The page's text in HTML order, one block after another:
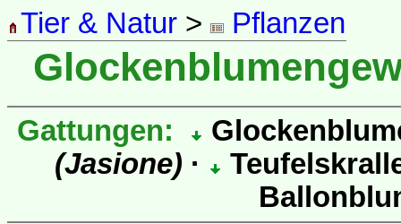
Tier & Natur > Pflanzen
Gattungen:
(Jasione) ·